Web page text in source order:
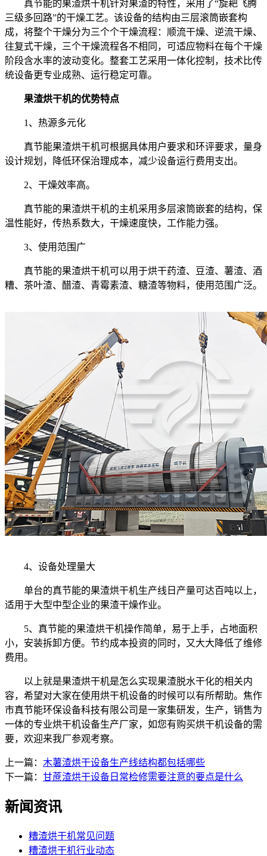
真节能的果渣烘干机针对果渣的特性，采用了“旋耙飞腾
三级多回路”的干燥工艺。该设备的结构由三层滚筒嵌套构
成，将整个干燥分为三个个干燥流程：顺流干燥、逆流干燥、
往复式干燥，三个干燥流程各不相同，可适应物料在每个干燥
阶段含水率的波动变化。整套工艺采用一体化控制，技术比传
统设备更专业成熟、运行稳定可靠。
果渣烘干机的优势特点
1、热源多元化
真节能果渣烘干机可根据具体用户要求和环评要求，量身
设计规划，降低环保治理成本，减少设备运行费用支出。
2、干燥效率高。
真节能的果渣烘干机的主机采用多层滚筒嵌套的结构，保
温性能好，传热系数大，干燥速度快，工作能力强。
3、使用范围广
真节能的果渣烘干机可以用于烘干药渣、豆渣、薯渣、酒
糟、茶叶渣、醋渣、青霉素渣、糖渣等物料，使用范围广泛。
4、设备处理量大
单台的真节能的果渣烘干机生产线日产量可达百吨以上，
适用于大型中型企业的果渣干燥作业。
5、真节能的果渣烘干机操作简单，易于上手，占地面积
小，安装拆卸方便。节约成本投资的同时，又大大降低了维修
费用。
以上就是果渣烘干机是怎么实现果渣脱水干化的相关内
容，希望对大家在使用烘干机设备的时候可以有所帮助。焦作
市真节能环保设备科技有限公司是一家集研发，生产，销售为
一体的专业烘干机设备生产厂家，如您有购买烘干机设备的需
要，欢迎来我厂参观考察。
上一篇： 木薯渣烘干设备生产线结构都包括哪些
下一篇： 甘蔗渣烘干设备日常检修需要注意的要点是什么
新闻资讯
糟渣烘干机常见问题
糟渣烘干机行业动态